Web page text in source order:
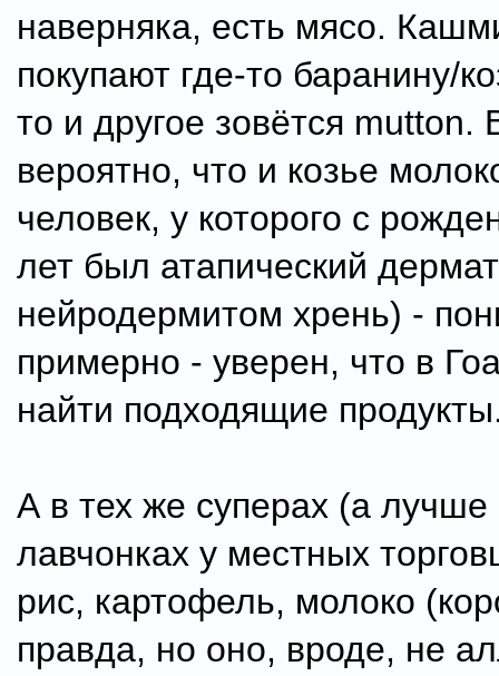
наверняка, есть мясо.
покупают где-то баранину/
то и другое зовётся mutton.
вероятно, что и козье
человек, у которого с
лет был атапический
нейродермитом хрень) -
примерно - уверен, что в
найти подходящие
А в тех же суперах (а лучше
лавчонках у местных
рис, картофель, молоко
правда, но оно, вроде, не